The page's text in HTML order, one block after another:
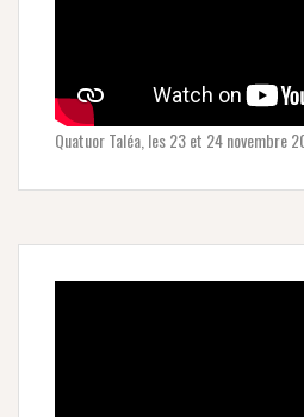
Quatuor Taléa, les 23 et 24 novembre